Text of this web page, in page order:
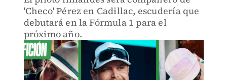
'Checo' Pérez en Cadillac, escudería que
debutará en la Fórmula 1 para el
próximo año.